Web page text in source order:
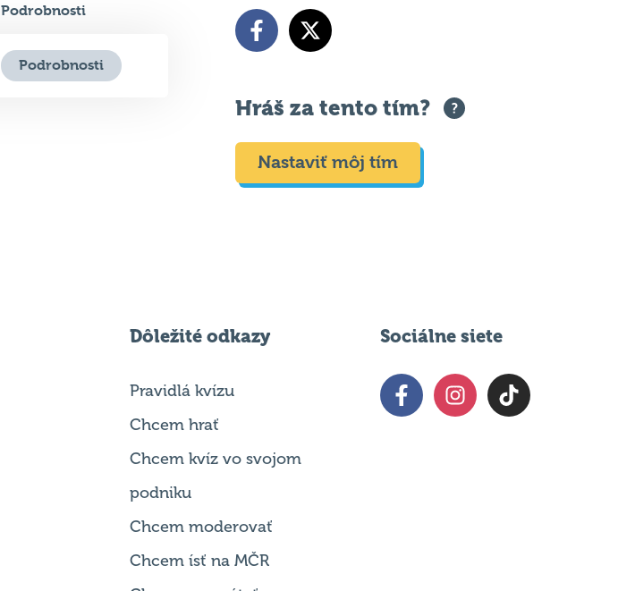
Podrobnosti
Podrobnosti
Hráš za tento tím?
Nastaviť môj tím
Dôležité odkazy
Pravidlá kvízu
Chcem hrať
Chcem kvíz vo svojom
podniku
Chcem moderovať
Chcem ísť na MČR
Sociálne siete